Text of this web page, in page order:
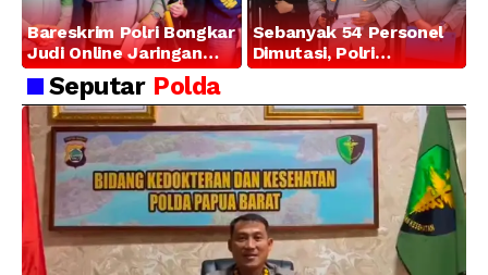
Bareskrim Polri Bongkar
Judi Online Jaringan
Internasional di Jakarta
Barat, 321 WNA
Diamankan
Sebanyak 54 Personel
Dimutasi, Polri
Tegaskan Komitmen
Profesionalisme
Seputar Polda